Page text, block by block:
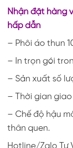
Nhận đặt hàng
hấp dẫn
– Phôi áo thun
– In trọn gói
– Sản xuất số
– Thời gian
– Chế độ hậu
thân quen.
Hotline/Zalo Tư